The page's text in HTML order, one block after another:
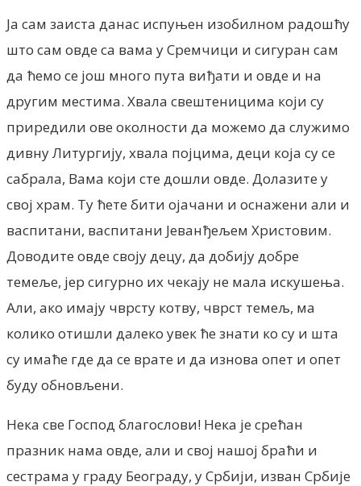
Ја сам заиста данас испуњен изобилном радошћу
што сам овде са вама у Сремчици и сигуран сам
да ћемо се још много пута виђати и овде и на
другим местима. Хвала свештеницима који су
приредили ове околности да можемо да служимо
дивну Литургију, хвала појцима, деци која су се
сабрала, Вама који сте дошли овде. Долазите у
свој храм. Ту ћете бити ојачани и оснажени али и
васпитани, васпитани Јеванђељем Христовим.
Доводите овде своју децу, да добију добре
темеље, јер сигурно их чекају не мала искушења.
Али, ако имају чврсту котву, чврст темељ, ма
колико отишли далеко увек ће знати ко су и шта
су имаће где да се врате и да изнова опет и опет
буду обновљени.
Нека све Господ благослови! Нека је срећан
празник нама овде, али и свој нашој браћи и
сестрама у граду Београду, у Србији, изван Србије